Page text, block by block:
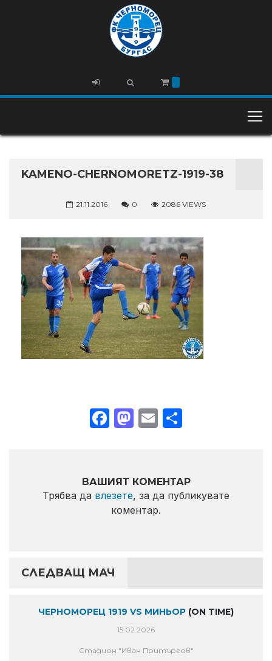
KAMENO-CHERNOMORETZ-1919-38
21.11.2016 0 2086 VIEWS
Facebook
Mastodon
Email
ВАШИЯТ КОМЕНТАР
Трябва да влезете, за да публикувате
коментар.
СЛЕДВАЩ МАЧ
ЧЕРНОМОРЕЦ 1919 VS МИНЬОР (ON TIME)
15.02.2026
Стадион "Иван Притъргов"